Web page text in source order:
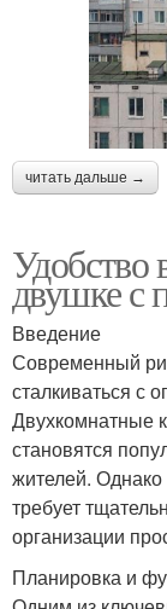
читать дальше →
Удобство
двушке с
Введение
Современный
сталкиваться с
Двухкомнатные
становятся
жителей.
требует
организации
Планировка и